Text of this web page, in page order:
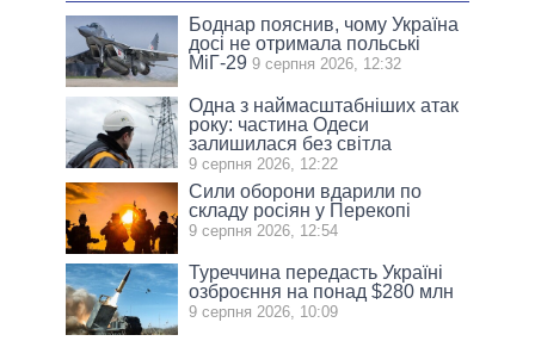
Боднар пояснив, чому Україна
досі не отримала польські
МіГ-29 9 серпня 2026, 12:32
Одна з наймасштабніших атак
року: частина Одеси
залишилася без світла
9 серпня 2026, 12:22
Сили оборони вдарили по
складу росіян у Перекопі
9 серпня 2026, 12:54
Туреччина передасть Україні
озброєння на понад $280 млн
9 серпня 2026, 10:09